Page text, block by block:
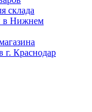
склада
в Нижнем
г. Краснодар